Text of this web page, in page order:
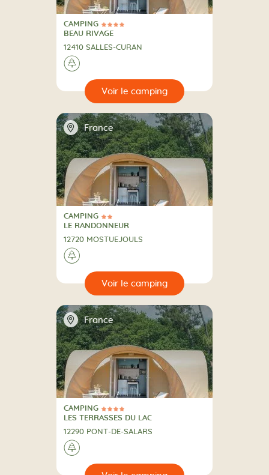
4 Étoiles
CAMPING
CAMPING
BEAU RIVAGE
12410 SALLES-CURAN
A la campagne
🌲
📍 France
2 Étoiles
CAMPING
CAMPING
LE RANDONNEUR
12720 MOSTUEJOULS
A la campagne
🌲
📍 France
4 Étoiles
CAMPING
CAMPING
LES TERRASSES DU LAC
12290 PONT-DE-SALARS
A la campagne
🌲